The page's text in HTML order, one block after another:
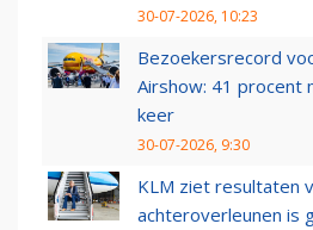
30-07-2026, 10:23
Bezoekersrecord
Airshow: 41 procent
keer
30-07-2026, 9:30
KLM ziet resultaten
achteroverleunen is